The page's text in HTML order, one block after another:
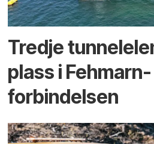
Tredje
plass i Fehmarn-
forbindelsen